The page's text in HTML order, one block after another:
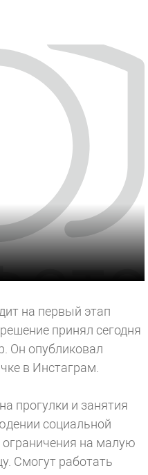
на первый этап
принял сегодня
Он опубликовал
в Инстаграм.
прогулки и занятия
социальной
на малую
Смогут работать